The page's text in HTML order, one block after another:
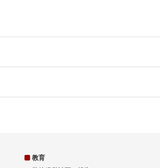
教育